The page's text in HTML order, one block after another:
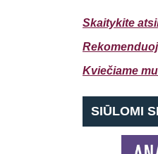
Skaitykite
Kviečiame
SIŪLOMI